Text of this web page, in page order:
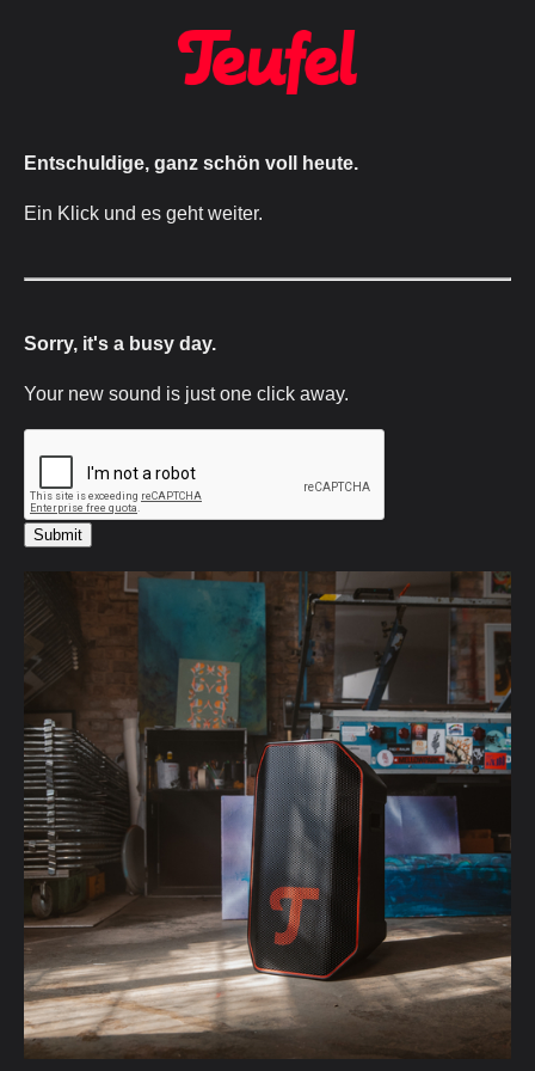
Entschuldige, ganz schön voll heute.
Ein Klick und es geht weiter.
Sorry, it's a busy day.
Your new sound is just one click away.